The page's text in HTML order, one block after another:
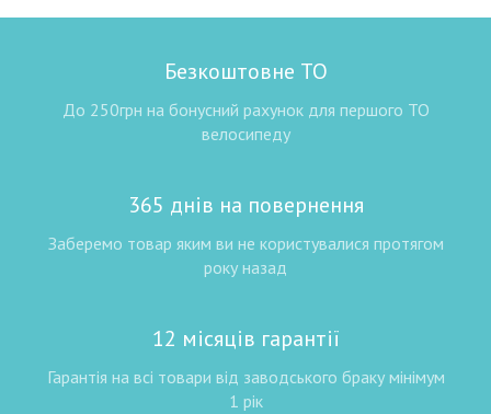
Безкоштовне ТО
До 250грн на бонусний рахунок для першого ТО
велосипеду
365 днів на повернення
Заберемо товар яким ви не користувалися протягом
року назад
12 місяців гарантії
Гарантія на всі товари від заводського браку мінімум
1 рік